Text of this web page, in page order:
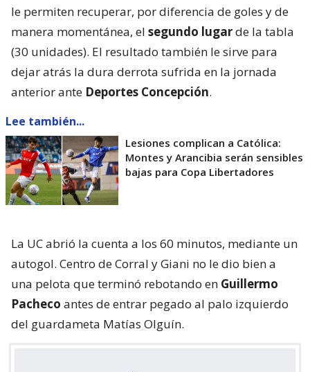
le permiten recuperar, por diferencia de goles y de
manera momentánea, el segundo lugarde la tabla
(30 unidades). El resultado también le sirve para
dejar atrás la dura derrota sufrida en la jornada
anterior ante Deportes Concepción.
Lee también...
Lesiones complican a Católica:
Montes y Arancibia serán sensibles
bajas para Copa Libertadores
La UC abrió la cuenta a los 60 minutos, mediante un
autogol. Centro de Corral y Giani no le dio bien a
una pelota que terminó rebotando en Guillermo
Pacheco antes de entrar pegado al palo izquierdo
del guardameta Matías Olguín.